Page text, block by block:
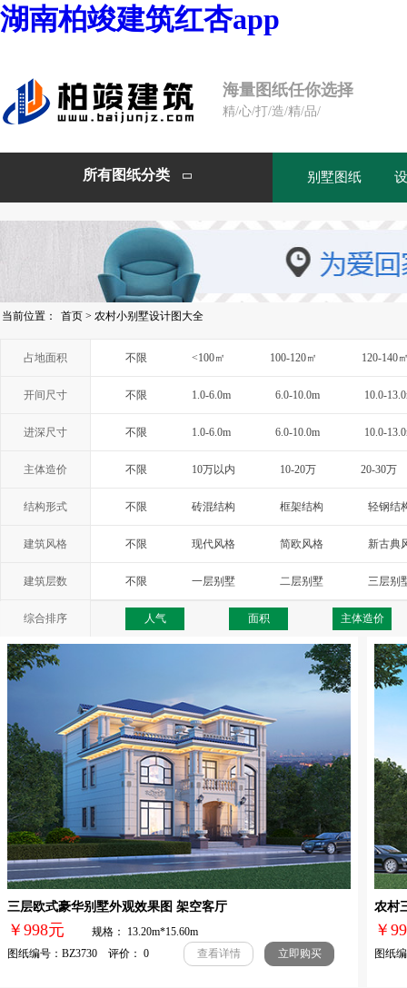
湖南柏竣建筑红杏app
海量图纸任你选择
精/心/打/造/精/品/
所有图纸分类  别墅图纸
当前位置： 首页 > 农村小别墅设计图大全
占地面积 不限 <100㎡ 100-120㎡ 120-140
开间尺寸 不限 1.0-6.0m 6.0-10.0m 10.0-
进深尺寸 不限 1.0-6.0m 6.0-10.0m 10.0-
主体造价 不限 10万以内 10-20万 20-30万
结构形式 不限 砖混结构 框架结构 轻钢结
建筑风格 不限 现代风格 简欧风格 新古典
西班牙风格 地中海风格
建筑层数 不限 一层别墅 二层别墅 三层别
综合排序 人气 面积 主体造价
三层欧式豪华别墅外观效果图 架空客厅
￥998元
规格： 13.20m*15.60m
图纸编号：BZ3730 评价： 0
查看详情 立即购买
农村
￥
图纸编